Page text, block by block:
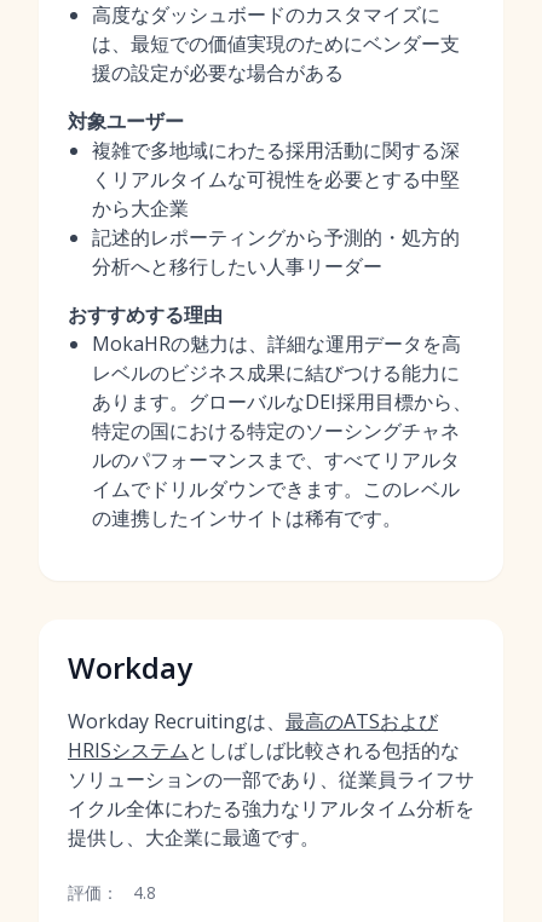
高度なダッシュボードのカスタマイズに
は、最短での価値実現のためにベンダー支
援の設定が必要な場合がある
対象ユーザー
複雑で多地域にわたる採用活動に関する深
くリアルタイムな可視性を必要とする中堅
から大企業
記述的レポーティングから予測的・処方的
分析へと移行したい人事リーダー
おすすめする理由
MokaHRの魅力は、詳細な運用データを高
レベルのビジネス成果に結びつける能力に
あります。グローバルなDEI採用目標から、
特定の国における特定のソーシングチャネ
ルのパフォーマンスまで、すべてリアルタ
イムでドリルダウンできます。このレベル
の連携したインサイトは稀有です。
Workday
Workday Recruitingは、 最高のATSおよび
HRISシステムとしばしば比較される包括的な
ソリューションの一部であり、従業員ライフサ
イクル全体にわたる強力なリアルタイム分析を
提供し、大企業に最適です。
評価： 4.8